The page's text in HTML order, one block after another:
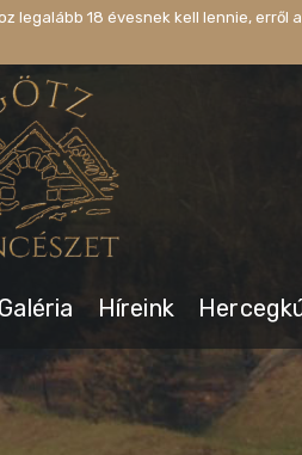
legalább 18 évesnek kell lennie, erről
Galéria Híreink